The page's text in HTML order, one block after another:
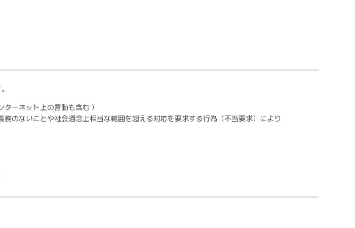
ーネット上の言動も含む ）
のないことや社会通念上相当な範囲を超える対応を要求する行為（不当要求）により